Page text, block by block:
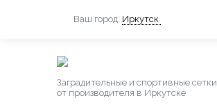
Ваш город: Иркутск
Заградительные и спортивные сетки
от производителя в Иркутске